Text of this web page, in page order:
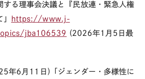
する理事会決議と『民放連・緊急人権
https://www.j-
jba106539 (2026年1月5日最
年6月 11 日 ) 「ジェンダー・多様性に